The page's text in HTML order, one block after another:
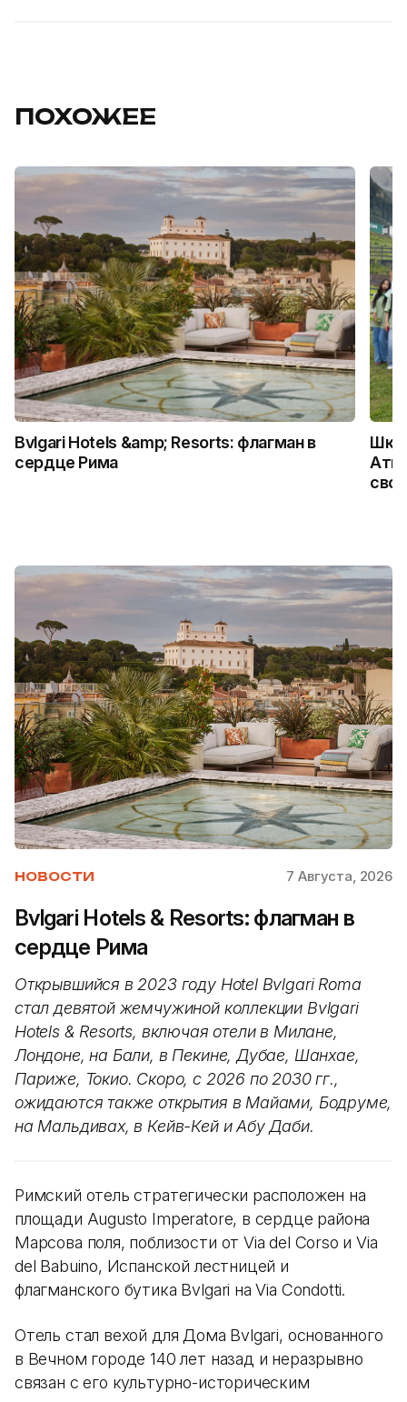
ПОХОЖЕЕ
Bvlgari Hotels &amp; Resorts: флагман в
сердце Рима
НОВОСТИ 7 Августа, 2026
Bvlgari Hotels & Resorts: флагман в
сердце Рима
Открывшийся в 2023 году Hotel Bvlgari Roma
стал девятой жемчужиной коллекции Bvlgari
Hotels & Resorts, включая отели в Милане,
Лондоне, на Бали, в Пекине, Дубае, Шанхае,
Париже, Токио. Скоро, с 2026 по 2030 гг.,
ожидаются также открытия в Майами, Бодруме,
на Мальдивах, в Кейв-Кей и Абу Даби.
Римский отель стратегически расположен на
площади Augusto Imperatore, в сердце района
Марсова поля, поблизости от Via del Corso и Via
del Babuino, Испанской лестницей и
флагманского бутика Bvlgari на Via Condotti.
Отель стал вехой для Дома Bvlgari, основанного
в Вечном городе 140 лет назад и неразрывно
связан с его культурно-историческим